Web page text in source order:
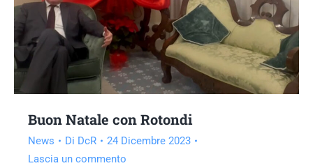
Buon Natale con Rotondi
News Di DcR
24 Dicembre 2023
Lascia un commento